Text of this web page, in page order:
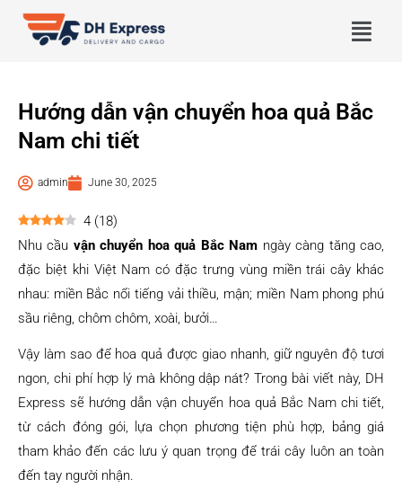
Hướng dẫn vận chuyển hoa quả Bắc
Nam chi tiết
admin June 30, 2025
4 (18)
Nhu cầu vận chuyển hoa quả Bắc Nam ngày càng tăng cao,
đặc biệt khi Việt Nam có đặc trưng vùng miền trái cây khác
nhau: miền Bắc nổi tiếng vải thiều, mận; miền Nam phong phú
sầu riêng, chôm chôm, xoài, bưởi…
Vậy làm sao để hoa quả được giao nhanh, giữ nguyên độ tươi
ngon, chi phí hợp lý mà không dập nát? Trong bài viết này, DH
Express sẽ hướng dẫn vận chuyển hoa quả Bắc Nam chi tiết,
từ cách đóng gói, lựa chọn phương tiện phù hợp, bảng giá
tham khảo đến các lưu ý quan trọng để trái cây luôn an toàn
đến tay người nhận.